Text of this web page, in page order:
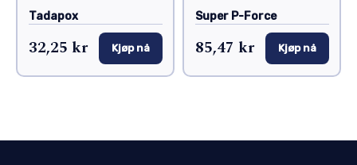
Tadapox
32,25 kr Kjøp nå
Super P-Force
85,47 kr Kjøp nå